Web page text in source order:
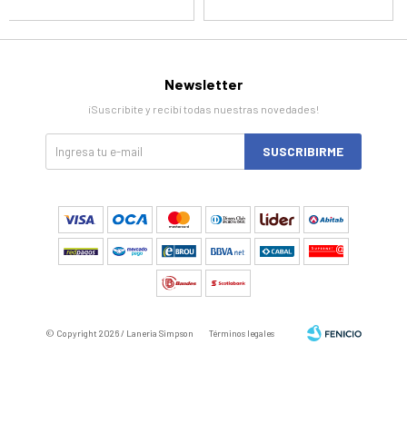
Newsletter
¡Suscribite y recibí todas nuestras novedades!
SUSCRIBIRME
© Copyright 2026 / Laneria Simpson Términos legales